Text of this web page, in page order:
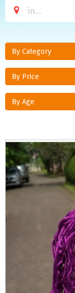
By Category
By Price
By Age